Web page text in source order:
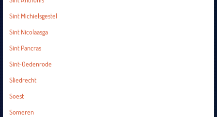
Sint Michielsgestel
Sint Nicolaasga
Sint Pancras
Sint-Oedenrode
Sliedrecht
Soest
Someren